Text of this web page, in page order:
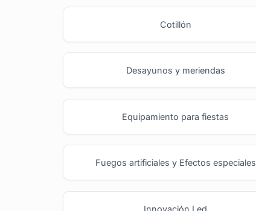
Cotillón
Desayunos y meriendas
Equipamiento para fiestas
Fuegos artificiales y Efectos especiales
Innovación Led